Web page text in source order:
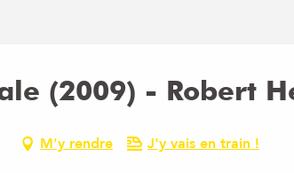
(2009) - Robert
M'y rendre J'y vais en train !